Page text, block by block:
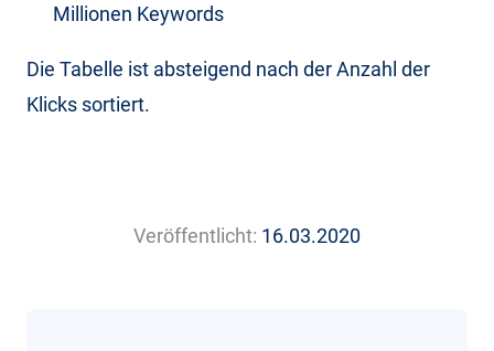
Millionen Keywords
Die Tabelle ist absteigend nach der Anzahl der
Klicks sortiert.
Veröffentlicht: 16.03.2020